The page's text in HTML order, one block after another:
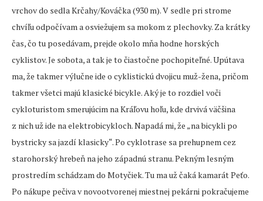
vrchov do sedla Krčahy/Kováčka (930 m). V sedle pri strome
chvíľu odpočívam a osviežujem sa mokom z plechovky. Za krátky
čas, čo tu posedávam, prejde okolo mňa hodne horských
cyklistov. Je sobota, a tak je to čiastočne pochopiteľné. Upútava
ma, že takmer výlučne ide o cyklistickú dvojicu muž-žena, pričom
takmer všetci majú klasické bicykle. Aký je to rozdiel voči
cykloturistom smerujúcim na Kráľovu hoľu, kde drvivá väčšina
z nich už ide na elektrobicykloch. Napadá mi, že „na bicykli po
bystricky sa jazdí klasicky“. Po cyklotrase sa prehupnem cez
starohorský hrebeň na jeho západnú stranu. Pekným lesným
prostredím schádzam do Motyčiek. Tu ma už čaká kamarát Peťo.
Po nákupe pečiva v novootvorenej miestnej pekárni pokračujeme